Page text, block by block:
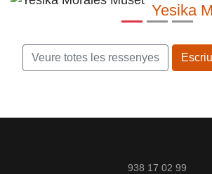
Yesika
Veure totes les ressenyes
938 17 02 99